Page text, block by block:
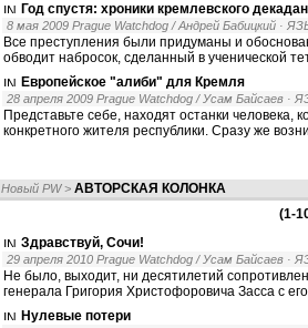
Год спустя: хроники кремлевского
8 мая 2009 Prague Watchdog / Андрей Бабицкий ·
Все преступления были придуманы и
обводит набросок, сделанный в ученической
Европейское "алиби" для Кремля
28 апреля 2009 Prague Watchdog / Усам Байсаев ·
Представьте себе, находят останки
конкретного жителя республики. Сразу же
Новый PW > АВТOРCКAЯ КOЛOНКA
(1-
Здравствуй, Сочи!
29 апреля 2010 Prague Watchdog / Усам Байсаев ·
Не было, выходит, ни десятилетий
генерала Григория Христофоровича Засса с
Нулевые потери